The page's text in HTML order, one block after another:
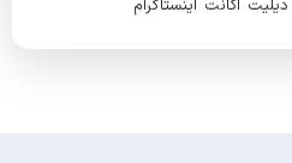
دیلیت اکانت اینستاگرام